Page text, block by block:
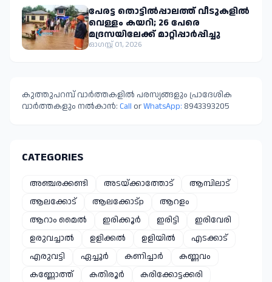
പേരട്ട തൊട്ടിൽപ്പാലത്ത് വീടുകളിൽ
വെള്ളം കയറി; 26 പേരെ
മദ്രസയിലേക്ക് മാറ്റിപ്പാർപ്പിച്ചു
ഓഗസ്റ്റ് 01, 2026
കുത്തുപറമ്പ് വാർത്തകളിൽ പരസ്യങ്ങളും പ്രാദേശിക
വാർത്തകളും നൽകാൻ: Call orWhatsApp: 8943393205
CATEGORIES
അഞ്ചരക്കണ്ടി അടയ്ക്കാത്തോട്
ആമ്പിലാട്
ആലക്കോട്
ആലക്കോട്p
ആറളം
ആറാം മൈൽ
ഇരിക്കൂർ ഇരിട്ടി
ഇരിവേരി
ഉരുവച്ചാൽ
ഉളിക്കൽ ഉളിയിൽ
എടക്കാട്
എരുവട്ടി
ഏച്ചൂർ കണിച്ചാർ
കണ്ണവം
കണ്ണോത്ത്
കതിരൂർ
കരിക്കോട്ടക്കരി